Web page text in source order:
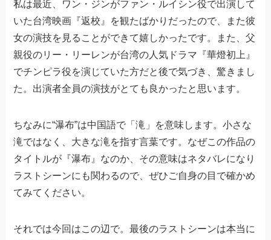
私は最近、ワン・ジンがファン・ルイシン役で出演して
いた台湾映画『返校』を観たばかりだったので、また彼
女の演技を見ることができて嬉しかったです。また、父
親役のリー・リーレンが台湾の人気ドラマ『華燈初上』
でチンピラ役を演じていた方だと後で気づき、驚きまし
た。出演者全員の演技がとても良かったと思います。
ちなみに“瀑布”は中国語で「滝」を意味します。小さな
滝ではなく、大きな滝を指す言葉です。なぜこの作品の
タイトルが『瀑布』なのか、その意味はネタバレになり
ラストシーンにも関わるので、ぜひご自身の目で確かめ
てみてください。
それでは今回はこの辺で。最後のラストシーンは本当に